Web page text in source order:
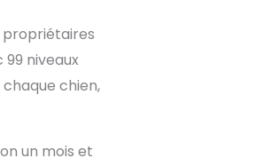
(dans
Ans
propriétaires
niveaux
chien,
un mois et